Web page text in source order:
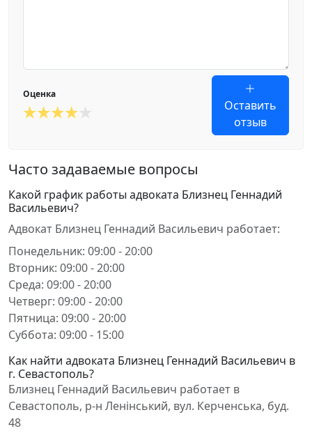
Оценка
Оставить
отзыв
Часто задаваемые вопросы
Какой график работы адвоката Близнец Геннадий
Васильевич?
Адвокат Близнец Геннадий Васильевич работает:
Понедельник: 09:00 - 20:00
Вторник: 09:00 - 20:00
Среда: 09:00 - 20:00
Четверг: 09:00 - 20:00
Пятница: 09:00 - 20:00
Суббота: 09:00 - 15:00
Как найти адвоката Близнец Геннадий Васильевич в
г. Севастополь?
Близнец Геннадий Васильевич работает в
Севастополь, р-н Ленінський, вул. Керченська, буд.
48